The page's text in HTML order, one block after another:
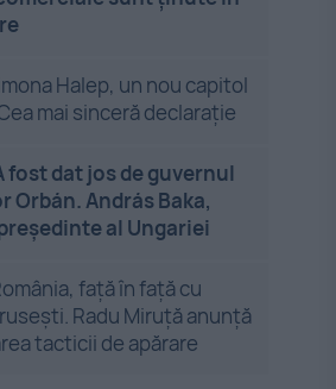
Halep, un nou capitol
mai sinceră declarație
fost dat jos de guvernul
Orbán. András Baka,
al Ungariei
față în față cu
Radu Miruță anunță
tacticii de apărare